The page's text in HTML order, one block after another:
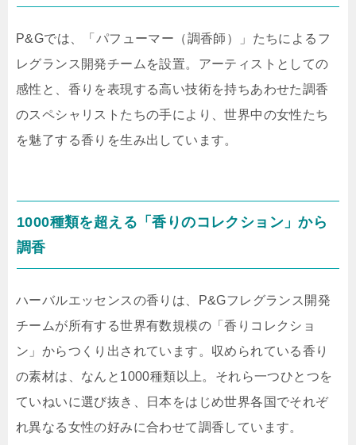
P&Gでは、「パフューマー（調香師）」たちによるフ
レグランス開発チームを設置。アーティストとしての
感性と、香りを表現する高い技術を持ちあわせた調香
のスペシャリストたちの手により、世界中の女性たち
を魅了する香りを生み出しています。
1000種類を超える「香りのコレクション」から
調香
ハーバルエッセンスの香りは、P&Gフレグランス開発
チームが所有する世界有数規模の「香りコレクショ
ン」からつくり出されています。収められている香り
の素材は、なんと1000種類以上。それら一つひとつを
ていねいに選び抜き、日本をはじめ世界各国でそれぞ
れ異なる女性の好みに合わせて調香しています。